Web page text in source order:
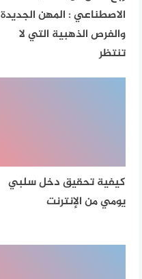
الاصطناعي : المهن الجديدة
والفرص الذهبية التي لا
تنتظر
كيفية تحقيق دخل سلبي
يومي من الإنترنت